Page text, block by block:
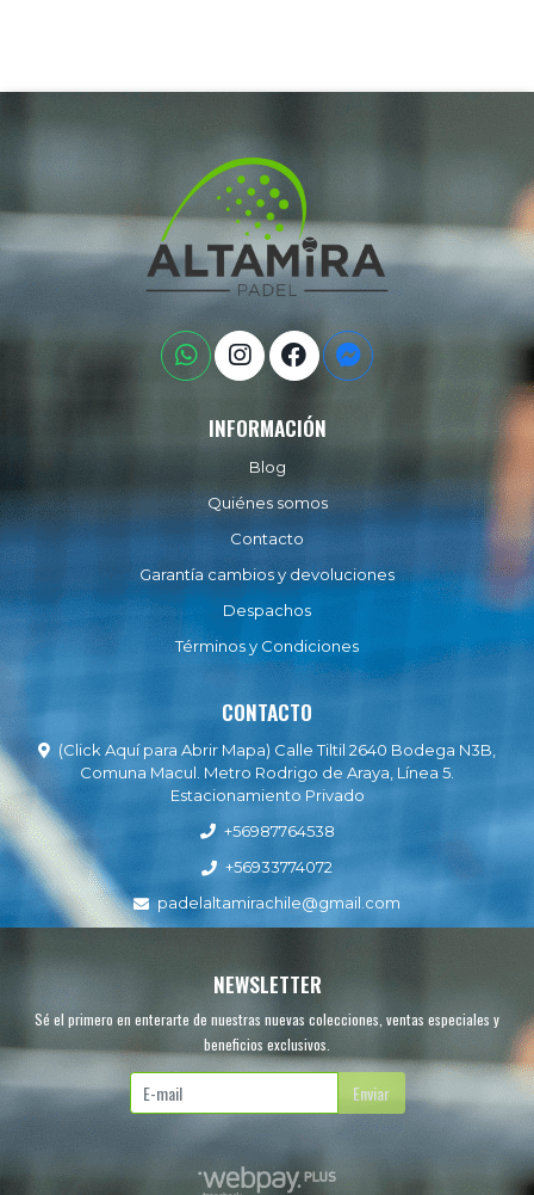
INFORMACIÓN
Blog
Quiénes somos
Contacto
Garantía cambios y devoluciones
Despachos
Términos y Condiciones
CONTACTO
(Click Aquí para Abrir Mapa) Calle Tiltil 2640 Bodega N3B,
Comuna Macul. Metro Rodrigo de Araya, Línea 5.
Estacionamiento Privado
+56987764538
+56933774072
padelaltamirachile@gmail.com
NEWSLETTER
Sé el primero en enterarte de nuestras nuevas colecciones, ventas especiales y
beneficios exclusivos.
Enviar